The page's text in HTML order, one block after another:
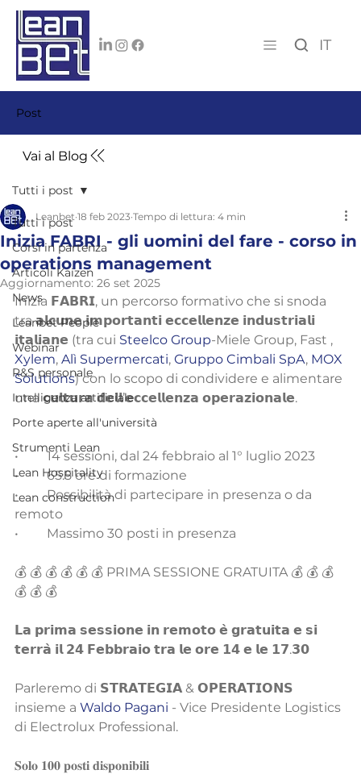
IT
Post
Vai al Blog
Tutti i post
Corsi in partenza
Articoli Kaizen
News
Leanbet People
Webinar
R&S personale
Intelligenza artificiale
Porte aperte all'università
Strumenti Lean
Lean Hospitality
Lean construction
Tutti i post
Inizia FABRI - gli uomini del fare - corso in
operations management
Leanbet 18 feb 2023 Tempo di lettura: 4 min
Aggiornamento: 26 set 2025
Inizia 𝗙𝗔𝗕𝗥𝗜, un percorso formativo che si snoda
tra 𝗮𝗹𝗰𝘂𝗻𝗲 𝗶𝗺𝗽𝗼𝗿𝘁𝗮𝗻𝘁𝗶 𝗲𝗰𝗰𝗲𝗹𝗹𝗲𝗻𝘇𝗲 𝗶𝗻𝗱𝘂𝘀𝘁𝗿𝗶𝗮𝗹𝗶
𝗶𝘁𝗮𝗹𝗶𝗮𝗻𝗲 (tra cui Steelco Group-Miele Group, Fast ,
Xylem, Alì Supermercati, Gruppo Cimbali SpA, MOX
Solutions) con lo scopo di condividere e alimentare
una 𝗰𝘂𝗹𝘁𝘂𝗿𝗮 𝗱𝗲𝗹𝗹’𝗲𝗰𝗰𝗲𝗹𝗹𝗲𝗻𝘇𝗮 𝗼𝗽𝗲𝗿𝗮𝘇𝗶𝗼𝗻𝗮𝗹𝗲.
•	14 sessioni, dal 24 febbraio al 1° luglio 2023
•	65.5 ore di formazione
•	Possibilità di partecipare in presenza o da
remoto
•	Massimo 30 posti in presenza
💰 💰 💰 💰 💰 💰 PRIMA SESSIONE GRATUITA 💰 💰 💰
💰 💰 💰
𝗟𝗮 𝗽𝗿𝗶𝗺𝗮 𝘀𝗲𝘀𝘀𝗶𝗼𝗻𝗲 𝗶𝗻 𝗿𝗲𝗺𝗼𝘁𝗼 𝗲̀ 𝗴𝗿𝗮𝘁𝘂𝗶𝘁𝗮 𝗲 𝘀𝗶
𝘁𝗲𝗿𝗿𝗮̀ 𝗶𝗹 𝟮𝟰 𝗙𝗲𝗯𝗯𝗿𝗮𝗶𝗼 𝘁𝗿𝗮 𝗹𝗲 𝗼𝗿𝗲 𝟭𝟰 𝗲 𝗹𝗲 𝟭𝟳.𝟯𝟬
Parleremo di 𝗦𝗧𝗥𝗔𝗧𝗘𝗚𝗜𝗔 & 𝗢𝗣𝗘𝗥𝗔𝗧𝗜𝗢𝗡𝗦
insieme a Waldo Pagani - Vice Presidente Logistics
di Electrolux Professional.
𝐒𝐨𝐥𝐨 𝟏𝟎𝟎 𝐩𝐨𝐬𝐭𝐢 𝐝𝐢𝐬𝐩𝐨𝐧𝐢𝐛𝐢𝐥𝐢